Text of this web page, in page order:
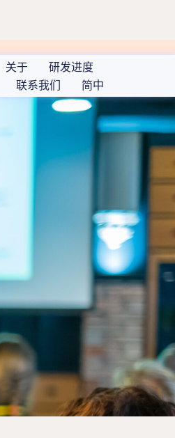
关于
研发进度
联系我们 简中